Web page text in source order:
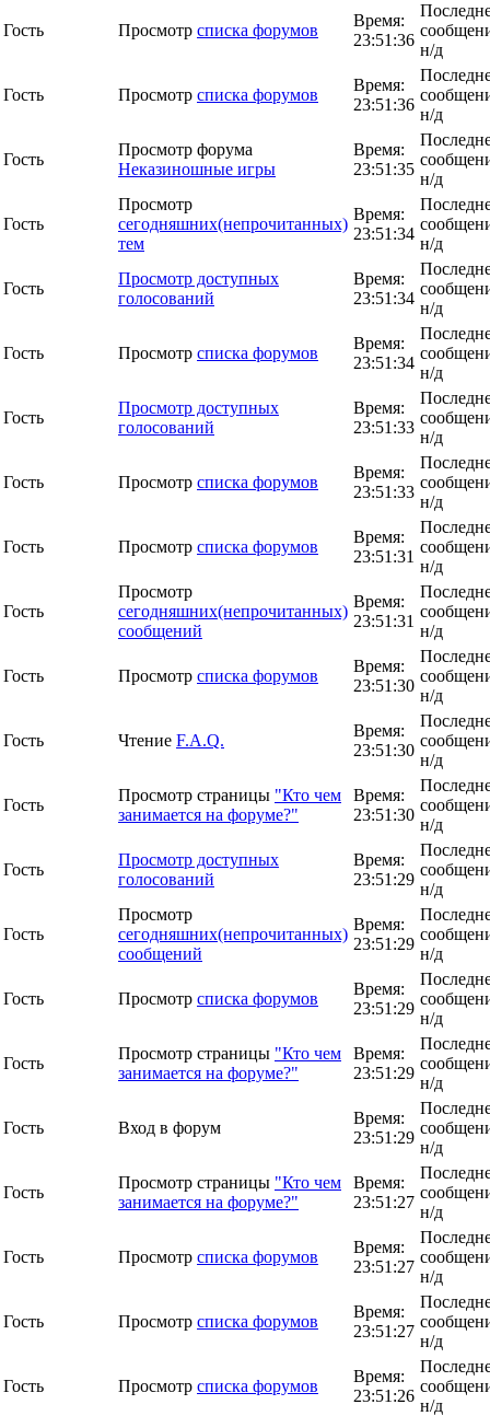
Гость Просмотр списка форумов
Время:
23:51:36
н/д
Гость Просмотр списка форумов
Время:
23:51:36
н/д
Гость
Просмотр форума
Неказиношные игры
Время:
23:51:35
н/д
Гость
Просмотр
сегодняшних(непрочитанных)
тем
Время:
23:51:34
н/д
Гость
Просмотр доступных
голосований
Время:
23:51:34
н/д
Гость Просмотр списка форумов
Время:
23:51:34
н/д
Гость
Просмотр доступных
голосований
Время:
23:51:33
н/д
Гость Просмотр списка форумов
Время:
23:51:33
н/д
Гость Просмотр списка форумов
Время:
23:51:31
н/д
Гость
Просмотр
сегодняшних(непрочитанных)
сообщений
Время:
23:51:31
н/д
Гость Просмотр списка форумов
Время:
23:51:30
н/д
Гость Чтение F.A.Q.
Время:
23:51:30
н/д
Гость
Просмотр страницы "Кто чем
занимается на форуме?"
Время:
23:51:30
н/д
Гость
Просмотр доступных
голосований
Время:
23:51:29
н/д
Гость
Просмотр
сегодняшних(непрочитанных)
сообщений
Время:
23:51:29
н/д
Гость Просмотр списка форумов
Время:
23:51:29
н/д
Гость
Просмотр страницы "Кто чем
занимается на форуме?"
Время:
23:51:29
н/д
Гость Вход в форум
Время:
23:51:29
н/д
Гость
Просмотр страницы "Кто чем
занимается на форуме?"
Время:
23:51:27
н/д
Гость Просмотр списка форумов
Время:
23:51:27
н/д
Гость Просмотр списка форумов
Время:
23:51:27
н/д
Гость Просмотр списка форумов
Время:
23:51:26
н/д